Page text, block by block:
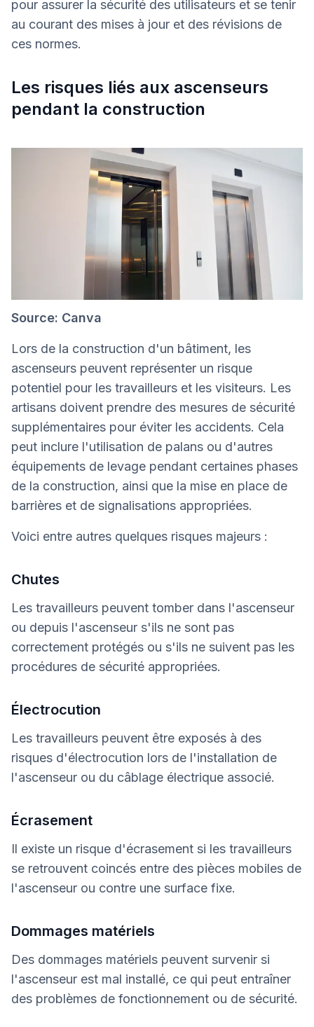
pour assurer la sécurité des utilisateurs et se tenir
au courant des mises à jour et des révisions de
ces normes.
Les risques liés aux ascenseurs
pendant la construction
Source: Canva
Lors de la construction d'un bâtiment, les
ascenseurs peuvent représenter un risque
potentiel pour les travailleurs et les visiteurs. Les
artisans doivent prendre des mesures de sécurité
supplémentaires pour éviter les accidents. Cela
peut inclure l'utilisation de palans ou d'autres
équipements de levage pendant certaines phases
de la construction, ainsi que la mise en place de
barrières et de signalisations appropriées.
Voici entre autres quelques risques majeurs :
Chutes
Les travailleurs peuvent tomber dans l'ascenseur
ou depuis l'ascenseur s'ils ne sont pas
correctement protégés ou s'ils ne suivent pas les
procédures de sécurité appropriées.
Électrocution
Les travailleurs peuvent être exposés à des
risques d'électrocution lors de l'installation de
l'ascenseur ou du câblage électrique associé.
Écrasement
Il existe un risque d'écrasement si les travailleurs
se retrouvent coincés entre des pièces mobiles de
l'ascenseur ou contre une surface fixe.
Dommages matériels
Des dommages matériels peuvent survenir si
l'ascenseur est mal installé, ce qui peut entraîner
des problèmes de fonctionnement ou de sécurité.